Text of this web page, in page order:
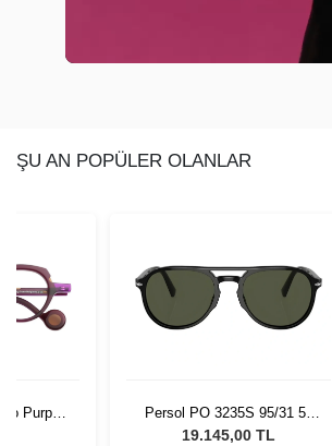
ŞU AN POPÜLER OLANLAR
Purple
Persol PO 3235S 95/31 55
Unisex Güneş Gözlüğü
19.145,00 TL